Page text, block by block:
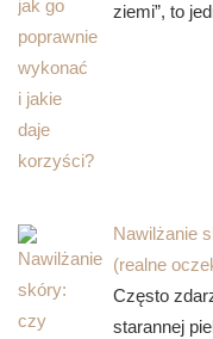
ziemi”, to
Nawilżanie
(realne
Często
starannej